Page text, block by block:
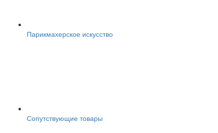
Парикмахерское искусство
Сопутствующие товары